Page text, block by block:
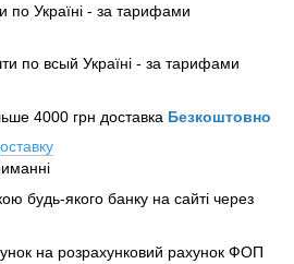
по Україні - за тарифами
по всый Україні - за тарифами
4000 грн доставка Безкоштовно
будь-якого банку на сайті через
на розрахунковий рахунок ФОП